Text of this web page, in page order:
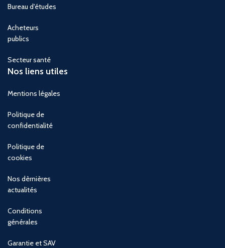
Bureau d'études
Acheteurs
publics
Secteur santé
Nos liens utiles
Mentions légales
Politique de
confidentialité
Politique de
cookies
Nos dèrnières
actualités
Conditions
générales
Garantie et SAV